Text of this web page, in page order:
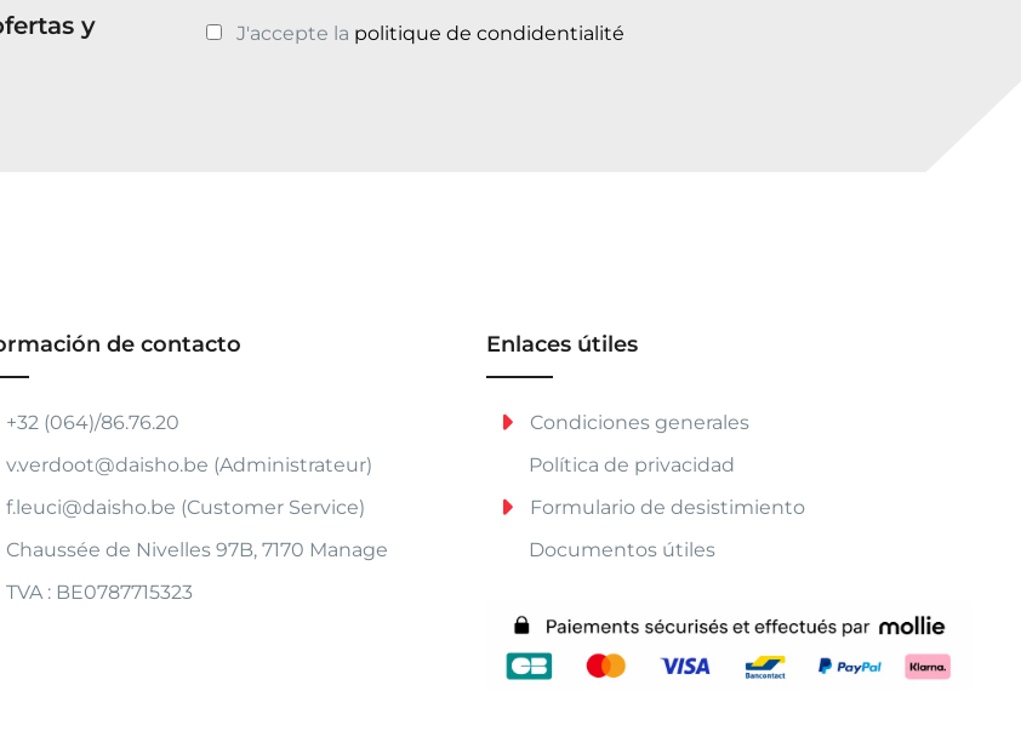
y
J'accepte la politique de condidentialité
de contacto
+32 (064)/86.76.20
v.verdoot@daisho.be (Administrateur)
f.leuci@daisho.be (Customer Service)
Chaussée de Nivelles 97B, 7170 Manage
TVA : BE0787715323
Enlaces útiles
Condiciones generales
Política de privacidad
Formulario de desistimiento
Documentos útiles